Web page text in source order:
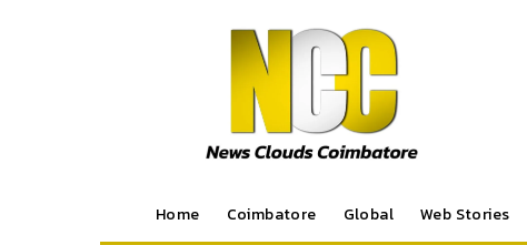
Home Coimbatore Global Web Stories